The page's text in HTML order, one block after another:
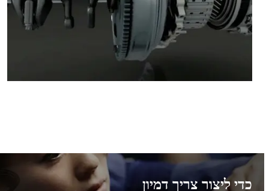
כדי ליצור צריך דמיון